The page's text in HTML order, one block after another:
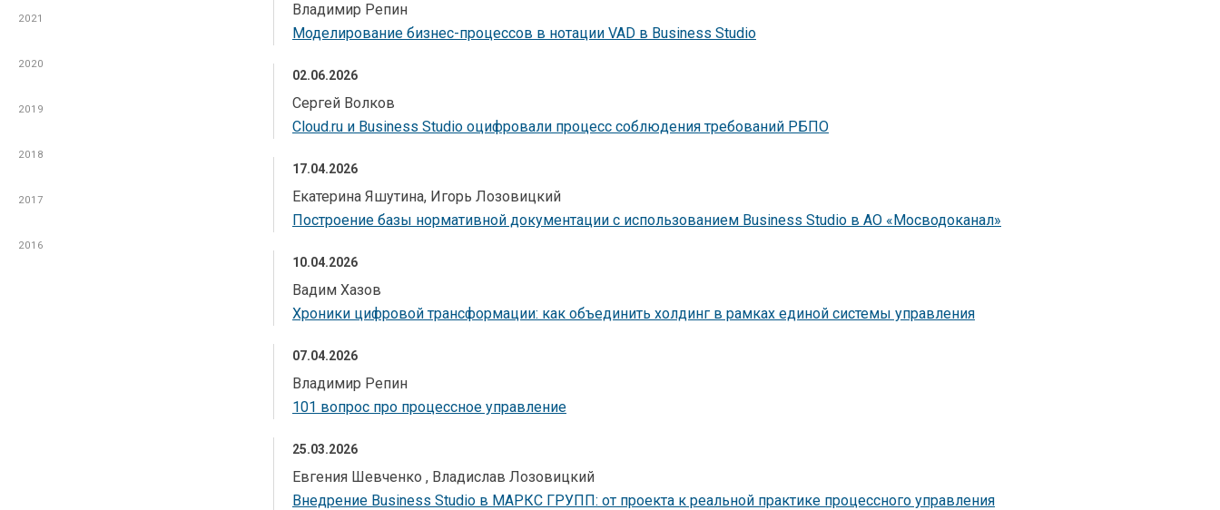
2021
2020
2019
2018
2017
2016
2021
2020
2019
2018
2017
2016
Владимир Репин
Моделирование бизнес-процессов в нотации VAD в Business Studio
02.06.2026
Сергей Волков
Cloud.ru и Business Studio оцифровали процесс соблюдения требований РБПО
17.04.2026
Екатерина Яшутина, Игорь Лозовицкий
Построение базы нормативной документации с использованием Business Studio в АО «Мосводоканал»
10.04.2026
Вадим Хазов
Хроники цифровой трансформации: как объединить холдинг в рамках единой системы управления
07.04.2026
Владимир Репин
101 вопрос про процессное управление
25.03.2026
Евгения Шевченко , Владислав Лозовицкий
Внедрение Business Studio в МАРКС ГРУПП: от проекта к реальной практике процессного управления